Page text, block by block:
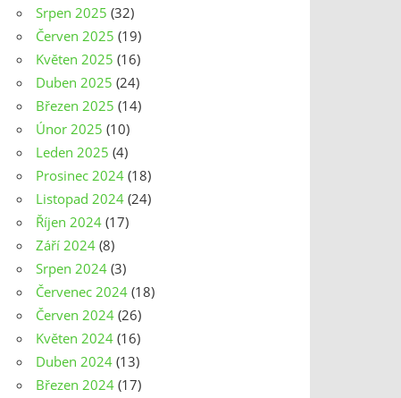
Srpen 2025 (32)
Červen 2025 (19)
Květen 2025 (16)
Duben 2025 (24)
Březen 2025 (14)
Únor 2025 (10)
Leden 2025 (4)
Prosinec 2024 (18)
Listopad 2024 (24)
Říjen 2024 (17)
Září 2024 (8)
Srpen 2024 (3)
Červenec 2024 (18)
Červen 2024 (26)
Květen 2024 (16)
Duben 2024 (13)
Březen 2024 (17)